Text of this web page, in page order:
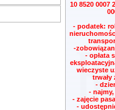
10 8520 0007
- podatek:
-
- opłata
wieczyste
trwały
-
-
- zajęcie
-